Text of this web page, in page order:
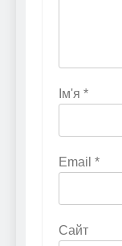
Ім'я *
Email *
Сайт